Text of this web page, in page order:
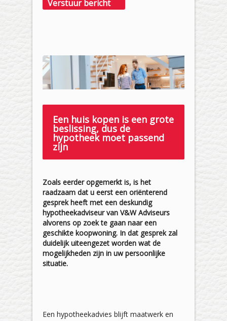
Een huis kopen is een grote
beslissing, dus de
hypotheek moet passend
zijn
Zoals eerder opgemerkt is, is het
raadzaam dat u eerst een oriënterend
gesprek heeft met een deskundig
hypotheekadviseur van V&W Adviseurs
alvorens op zoek te gaan naar een
geschikte koopwoning. In dat gesprek zal
duidelijk uiteengezet worden wat de
mogelijkheden zijn in uw persoonlijke
situatie.
Een hypotheekadvies blijft maatwerk en